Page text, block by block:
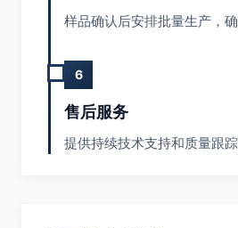
样品确认后安排批量生产，
6
售后服务
提供持续技术支持和质量跟